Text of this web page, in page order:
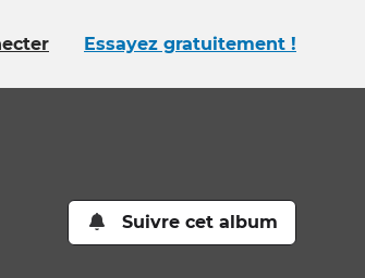
Essayez gratuitement !
Suivre cet album